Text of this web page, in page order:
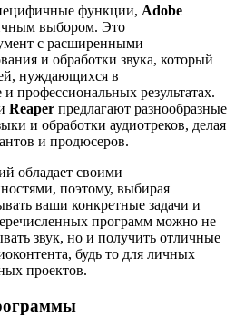
функции, Adobe
выбором. Это
с расширенными
и обработки звука, который
нуждающихся в
профессиональных результатах.
Reaper предлагают разнообразные
и обработки аудиотреков, делая
и продюсеров.
обладает своими
поэтому, выбирая
ваши конкретные задачи и
программ можно не
звук, но и получить отличные
будь то для личных
проектов.